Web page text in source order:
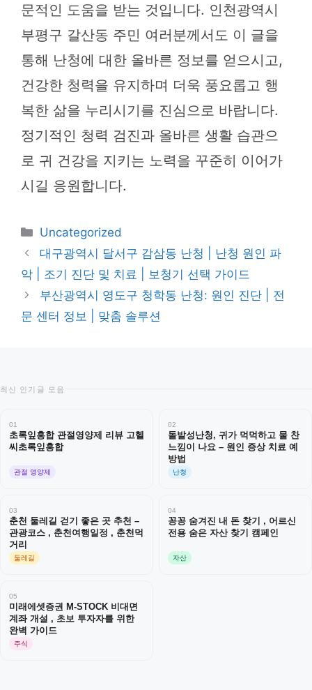
문적인 도움을 받는 것입니다. 인천광역시
부평구 갈산동 주민 여러분께서도 이 글을
통해 난청에 대한 올바른 정보를 얻으시고,
건강한 청력을 유지하며 더욱 풍요롭고 행
복한 삶을 누리시기를 진심으로 바랍니다.
정기적인 청력 검진과 올바른 생활 습관으
로 귀 건강을 지키는 노력을 꾸준히 이어가
시길 응원합니다.
카
테
고
리
Uncategorized
대구광역시 달서구 감삼동 난청 | 난청 원인 파
악 | 조기 진단 및 치료 | 보청기 선택 가이드
부산광역시 영도구 청학동 난청: 원인 진단 | 전
문 센터 정보 | 맞춤 솔루션
최신 인기글 모음
01
초록잎홍합 관절영양제 리뷰 고헬
씨초록잎홍합
관절 영양제
02
돌발성난청, 귀가 먹먹하고 물 찬
느낌이 나요 – 원인 증상 치료 예
방법
난청
03
춘천 둘레길 걷기 좋은 곳 추천 –
관광코스 , 춘천여행일정 , 춘천먹
거리
둘레길
04
꽁꽁 숨겨진 내 돈 찾기 , 어르신
전용 숨은 자산 찾기 캠페인
자산
05
미래에셋증권 M-STOCK 비대면
계좌 개설 , 초보 투자자를 위한
완벽 가이드
주식